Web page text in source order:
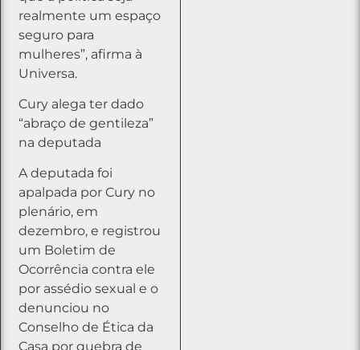
realmente um espaço
seguro para
mulheres”, afirma à
Universa.
Cury alega ter dado
“abraço de gentileza”
na deputada
A deputada foi
apalpada por Cury no
plenário, em
dezembro, e registrou
um Boletim de
Ocorrência contra ele
por assédio sexual e o
denunciou no
Conselho de Ética da
Casa por quebra de